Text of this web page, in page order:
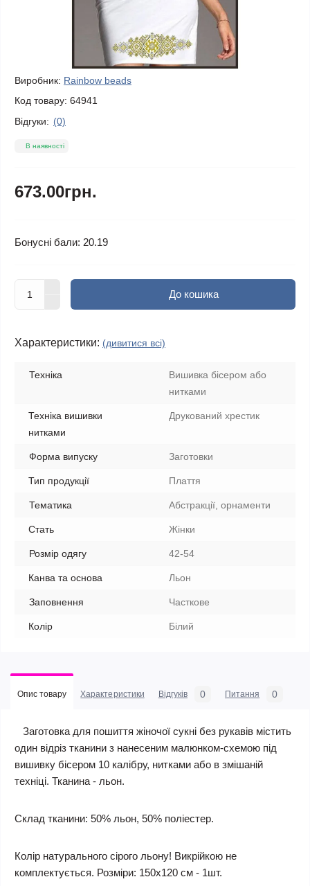
Виробник: Rainbow beads
Код товару: 64941
Відгуки: (0)
В наявності
673.00грн.
Бонусні бали: 20.19
До кошика
Характеристики: (дивитися всі)
Техніка
Вишивка бісером або
нитками
Техніка вишивки
нитками
Друкований хрестик
Форма випуску Заготовки
Тип продукції Плаття
Тематика Абстракції, орнаменти
Стать Жінки
Розмір одягу 42-54
Канва та основа Льон
Заповнення Часткове
Колір Білий
Опис товару Характеристики Відгуків 0 Питання 0
Заготовка для пошиття жіночої сукні без рукавів містить
один відріз тканини з нанесеним малюнком-схемою під
вишивку бісером 10 калібру, нитками або в змішаній
техніці. Тканина - льон.
Склад тканини: 50% льон, 50% поліестер.
Колір натурального сірого льону! Викрійкою не
комплектується. Розміри: 150х120 см - 1шт.